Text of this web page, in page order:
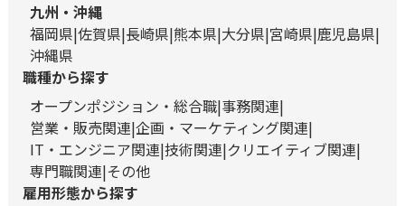
九州・沖縄
福岡県 佐賀県 長崎県 熊本県 大分県 宮崎県 鹿児島県
沖縄県
職種から探す
オープンポジション・総合職 事務関連
営業・販売関連 企画・マーケティング関連
IT・エンジニア関連 技術関連 クリエイティブ関連
専門職関連 その他
雇用形態から探す